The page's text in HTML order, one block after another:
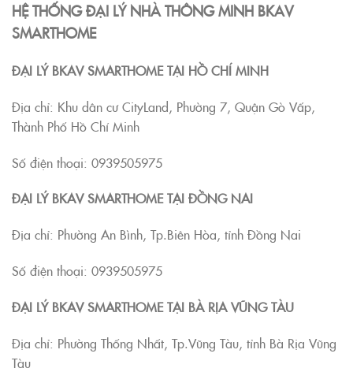
HỆ THỐNG ĐẠI LÝ NHÀ THÔNG MINH BKAV
SMARTHOME
ĐẠI LÝ BKAV SMARTHOME TẠI HỒ CHÍ MINH
Địa chỉ: Khu dân cư CityLand, Phường 7, Quận Gò Vấp,
Thành Phố Hồ Chí Minh
Số điện thoại: 0939505975
ĐẠI LÝ BKAV SMARTHOME TẠI ĐỒNG NAI
Địa chỉ: Phường An Bình, Tp.Biên Hòa, tỉnh Đồng Nai
Số điện thoại: 0939505975
ĐẠI LÝ BKAV SMARTHOME TẠI BÀ RỊA VŨNG TÀU
Địa chỉ: Phường Thống Nhất, Tp.Vũng Tàu, tỉnh Bà Rịa Vũng
Tàu